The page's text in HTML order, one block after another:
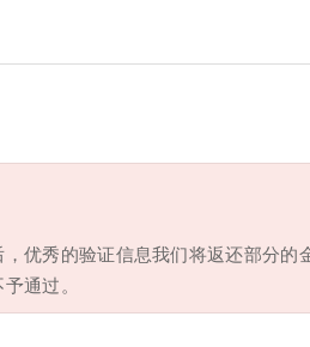
优秀的验证信息我们将返还部分的金
通过。